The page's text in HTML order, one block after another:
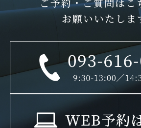
お願いいたしま